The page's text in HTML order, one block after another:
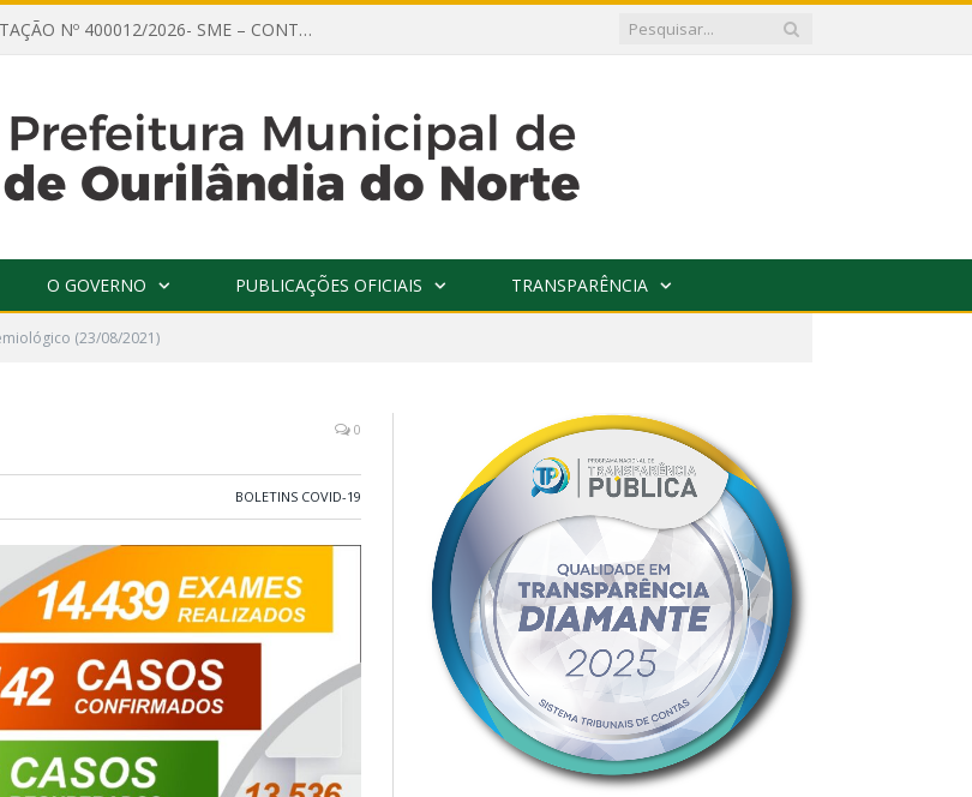
AVISO DE DISPENSA DE LICITAÇÃO Nº 400012/2026- SME – CONTRATAÇÃO DE EMPRESA ESPECIALIZADA PARA LOCAÇÃO DE ÔNIBUS EXECUTIVO COM CAPACIDADE DE 60 (SESSENTA) POLTRONAS, PARA TRANSPORTAR PROFESSORES RESPONSÁVEIS E ALUNOS PARA BRASÍLIA, COM SAÍDA DIA 10/08/2026 E RETORNO DIA 14/08/2026
O GOVERNO PUBLICAÇÕES OFICIAIS TRANSPARÊNCIA
(23/08/2021)
0
BOLETINS COVID-19